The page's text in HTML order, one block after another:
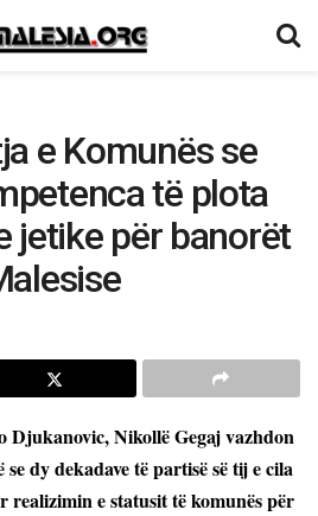
e Komunës se
të plota
jetike për banorët
Djukanovic, Nikollë Gegaj vazhdon
dy dekadave të partisë së tij e cila
e statusit të komunës për